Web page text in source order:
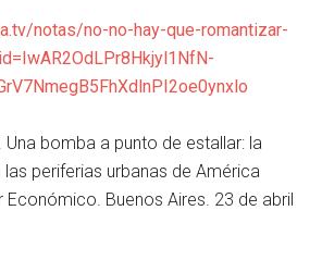
notas/no-no-hay-que-romantizar-
Una bomba a punto de estallar: la
las periferias urbanas de América
Económico. Buenos Aires. 23 de abril